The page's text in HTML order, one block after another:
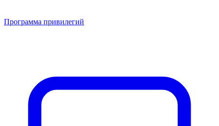
Программа привилегий